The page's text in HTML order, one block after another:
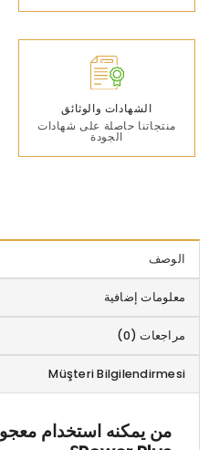
الشهادات والوثائق
منتجاتنا حاصلة على شهادات
الجودة
الوصف
معلومات إضافية
مراجعات (0)
Müşteri Bilgilendirmesi